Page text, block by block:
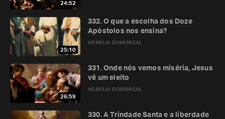
24:52
25:10
HOMILIA DOMINICAL
332. O que a escolha dos Doze
Apóstolos nos ensina?
26:59
HOMILIA DOMINICAL
331. Onde nós vemos miséria, Jesus
vê um eleito
330. A Trindade Santa e a liberdade